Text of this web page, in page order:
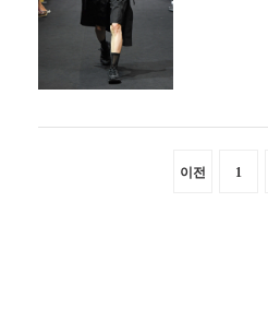
이전 1